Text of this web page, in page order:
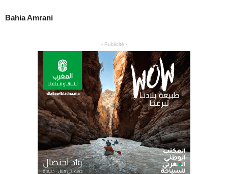
Bahia Amrani
- Publicité -